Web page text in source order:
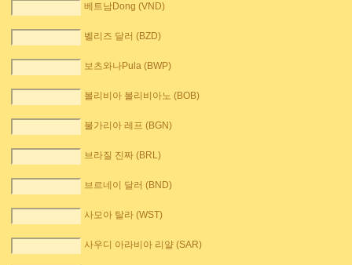
베트남Dong (VND)
벨리즈 달러 (BZD)
보츠와나Pula (BWP)
볼리비아 볼리비아노 (BOB)
불가리아 레프 (BGN)
브라질 진짜 (BRL)
브르네이 달러 (BND)
사모아 탈라 (WST)
사우디 아라비아 리얄 (SAR)